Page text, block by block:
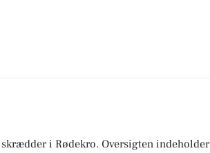
i Rødekro. Oversigten indeholder